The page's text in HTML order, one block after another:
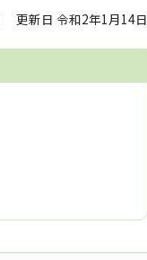
更新日 令和2年1月14日